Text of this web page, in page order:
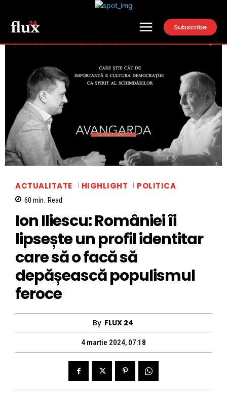
Subscribe
ACTUALITATE HIGHLIGHT POLITICA
60 min. Read
Ion Iliescu: României îi
lipsește un profil identitar
care să o facă să
depășească populismul
feroce
By FLUX 24
4 martie 2024, 07:18